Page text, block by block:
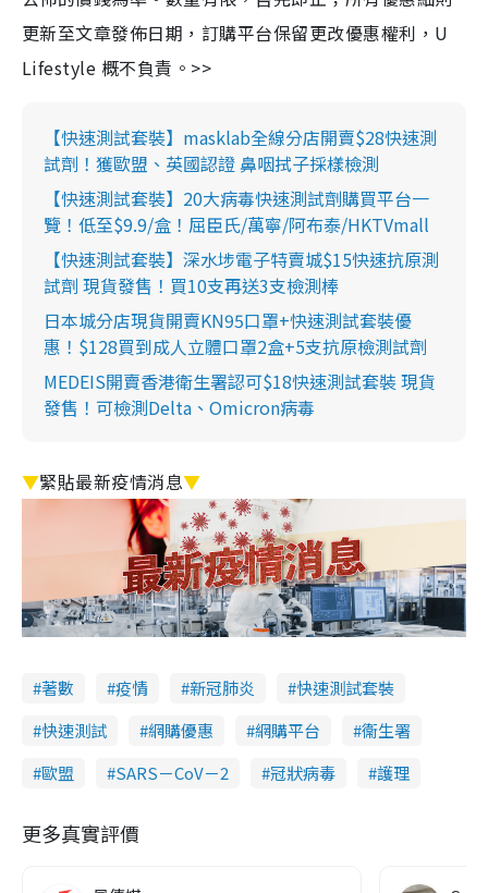
更新至文章發佈日期，訂購平台保留更改優惠權利，U
Lifestyle 概不負責。>>
【快速測試套裝】masklab全線分店開賣$28快速測
試劑！獲歐盟、英國認證 鼻咽拭子採樣檢測
【快速測試套裝】20大病毒快速測試劑購買平台一
覽！低至$9.9/盒！屈臣氏/萬寧/阿布泰/HKTVmall
【快速測試套裝】深水埗電子特賣城$15快速抗原測
試劑 現貨發售！買10支再送3支檢測棒
日本城分店現貨開賣KN95口罩+快速測試套裝優
惠！$128買到成人立體口罩2盒+5支抗原檢測試劑
MEDEIS開賣香港衛生署認可$18快速測試套裝 現貨
發售！可檢測Delta、Omicron病毒
▼緊貼最新疫情消息▼
著數 疫情 新冠肺炎
快速測試套裝
快速測試
網購優惠 網購平台
衞生署
歐盟
SARS－CoV－2 冠狀病毒 護理
更多真實評價